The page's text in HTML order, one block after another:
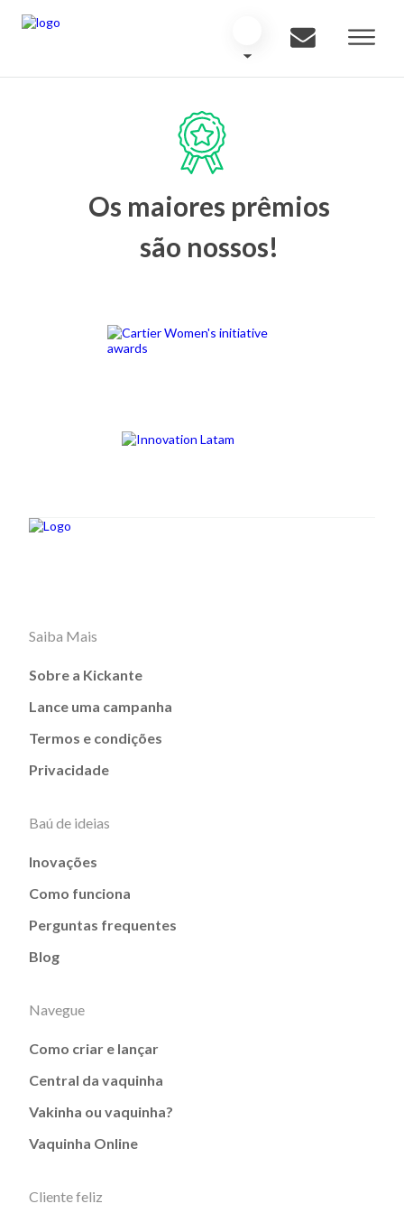
Os maiores prêmios
são nossos!
Saiba Mais
Sobre a Kickante
Lance uma campanha
Termos e condições
Privacidade
Baú de ideias
Inovações
Como funciona
Perguntas frequentes
Blog
Navegue
Como criar e lançar
Central da vaquinha
Vakinha ou vaquinha?
Vaquinha Online
Cliente feliz